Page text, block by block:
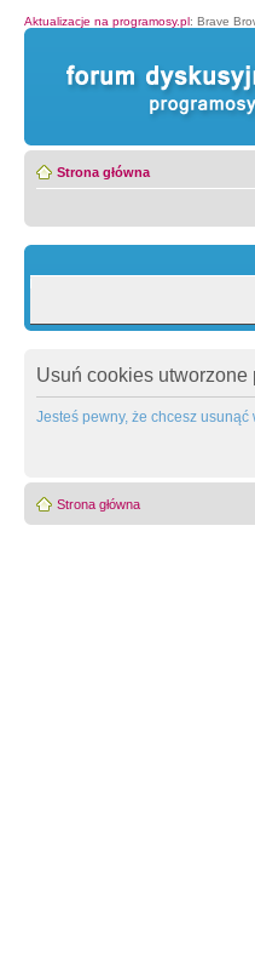
Aktualizacje na programosy.pl: Brave
Strona główna
Usuń cookies utworzone
Jesteś pewny, że chcesz
Strona główna